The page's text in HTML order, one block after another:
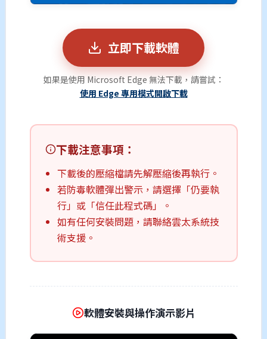
立即下載軟體
如果是使用 Microsoft Edge 無法下載，請嘗試：
使用 Edge 專用模式開啟下載
下載注意事項：
下載後的壓縮檔請先解壓縮後再執行。
若防毒軟體彈出警示，請選擇「仍要執
行」或「信任此程式碼」。
如有任何安裝問題，請聯絡雲太系統技
術支援。
軟體安裝與操作演示影片